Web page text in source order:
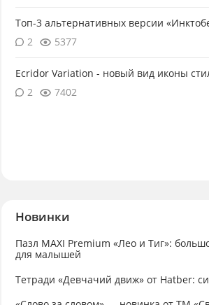
Топ-3 альтернативных версии
2
5377
Ecridor Variation - новый вид иконы
2
7402
Новинки
Пазл MAXI Premium «Лео и Тиг»:
для малышей
Тетради «Девчачий движ» от Hatber: